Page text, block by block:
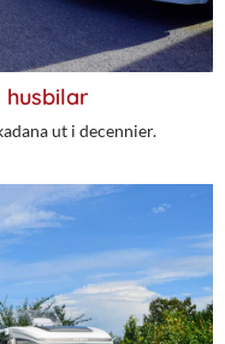
ut i decennier.